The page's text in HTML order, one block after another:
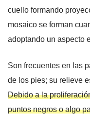
cuello formando
mosaico se forman
adoptando un aspecto
Son frecuentes en las
de los pies; su relieve
Debido a la
puntos negros o algo